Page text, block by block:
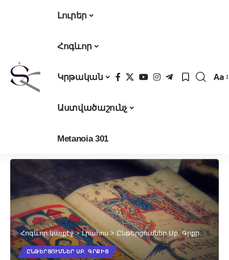
Լուրեր
Հոգևոր
Կրթական
Աստվածաշունչ
Metanoia 301
Aa
Հոգևոր կայքէջ>Լրահոս > Ընթերցումներ Սբ. Գրքից >
ԸՆԹԵՐՑՈՒՄՆԵՐ ՍԲ. ԳՐՔԻՑ